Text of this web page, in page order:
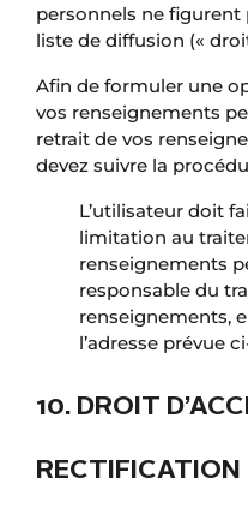
personnels ne figurent
liste de diffusion («
Afin de formuler une
vos renseignements
retrait de vos
devez suivre la
L’utilisateur doit
limitation au
renseignements
responsable du
renseignements,
l’adresse prévue
10. DROIT
RECTIFICATION